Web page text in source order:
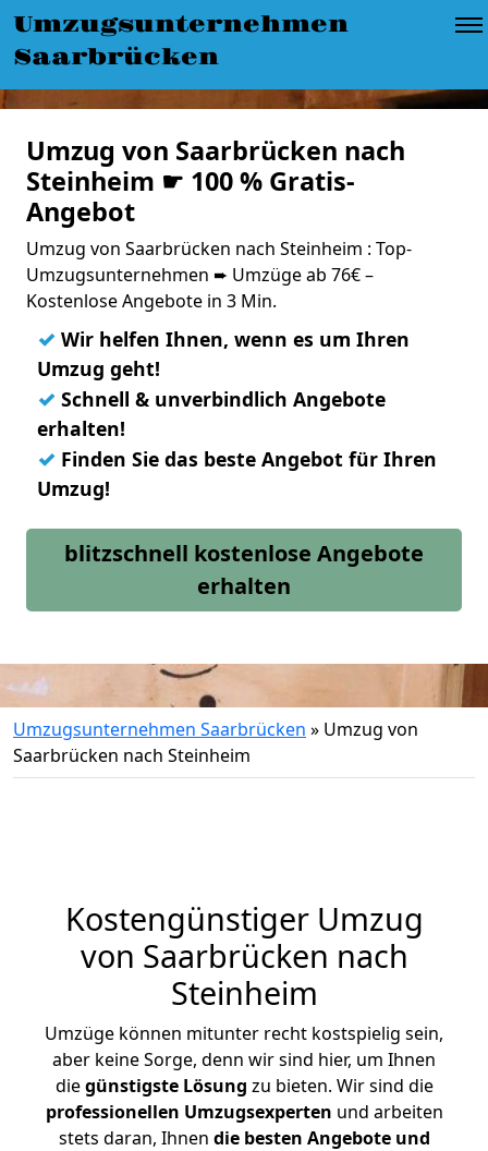
Umzugsunternehmen
Saarbrücken
Umzug von Saarbrücken nach
Steinheim ☛ 100 % Gratis-
Angebot
Umzug von Saarbrücken nach Steinheim : Top-
Umzugsunternehmen ➨ Umzüge ab 76€ –
Kostenlose Angebote in 3 Min.
✓ Wir helfen Ihnen, wenn es um Ihren
Umzug geht!
✓ Schnell & unverbindlich Angebote
erhalten!
✓ Finden Sie das beste Angebot für Ihren
Umzug!
blitzschnell kostenlose Angebote
erhalten
Umzugsunternehmen Saarbrücken » Umzug von
Saarbrücken nach Steinheim
Kostengünstiger Umzug
von Saarbrücken nach
Steinheim
Umzüge können mitunter recht kostspielig sein,
aber keine Sorge, denn wir sind hier, um Ihnen
diegünstigste Lösung zu bieten. Wir sind die
professionellen Umzugsexperten und arbeiten
stets daran, Ihnen die besten Angebote und